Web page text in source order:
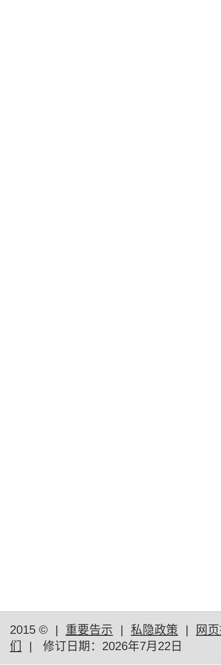
2015 © | 重要告示 | 私隐政策 |
网
们
| 修订日期： 2026年7月22日